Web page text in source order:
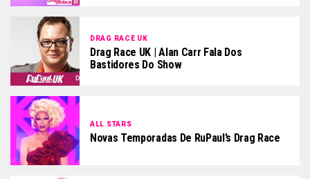
DRAG RACE UK
Drag Race UK | Alan Carr Fala Dos
Bastidores Do Show
ALL STARS
Novas Temporadas De RuPaul’s Drag Race